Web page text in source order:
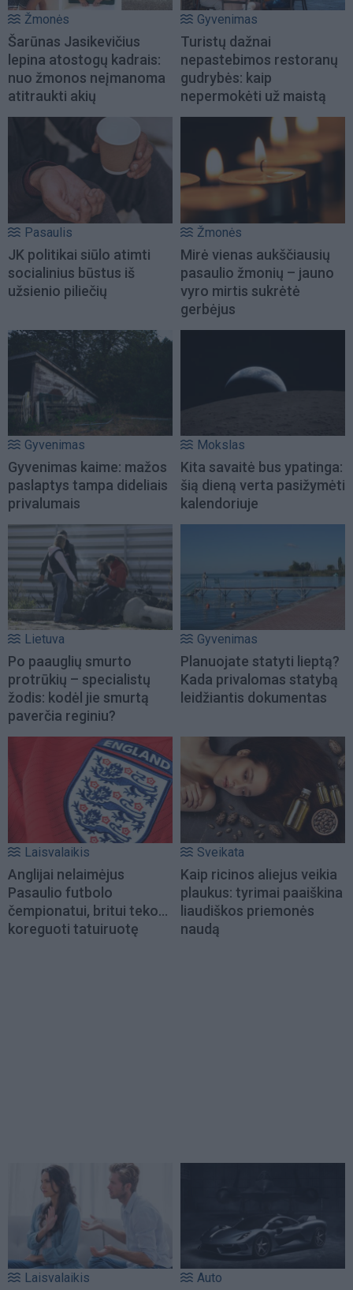
Žmonės
Šarūnas Jasikevičius
lepina atostogų kadrais:
nuo žmonos neįmanoma
atitraukti akių
Gyvenimas
Turistų dažnai
nepastebimos restoranų
gudrybės: kaip
nepermokėti už maistą
Pasaulis
JK politikai siūlo atimti
socialinius būstus iš
užsienio piliečių
Žmonės
Mirė vienas aukščiausių
pasaulio žmonių – jauno
vyro mirtis sukrėtė
gerbėjus
Gyvenimas
Gyvenimas kaime: mažos
paslaptys tampa dideliais
privalumais
Mokslas
Kita savaitė bus ypatinga:
šią dieną verta pasižymėti
kalendoriuje
Lietuva
Po paauglių smurto
protrūkių – specialistų
žodis: kodėl jie smurtą
paverčia reginiu?
Gyvenimas
Planuojate statyti lieptą?
Kada privalomas statybą
leidžiantis dokumentas
Laisvalaikis
Anglijai nelaimėjus
Pasaulio futbolo
čempionatui, britui teko...
koreguoti tatuiruotę
Sveikata
Kaip ricinos aliejus veikia
plaukus: tyrimai paaiškina
liaudiškos priemonės
naudą
Laisvalaikis Auto